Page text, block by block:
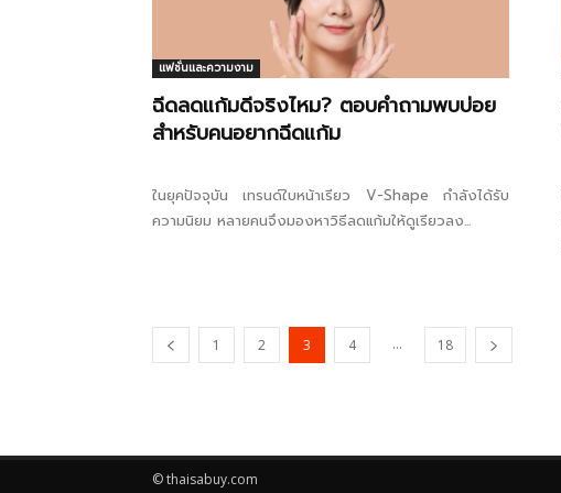
แฟชั่นและความงาม
ฉีดลดแก้มดีจริงไหม? ตอบคำถามพบบ่อย
สำหรับคนอยากฉีดแก้ม
ในยุคปัจจุบัน เทรนด์ใบหน้าเรียว V-Shape กำลังได้รับ
ความนิยม หลายคนจึงมองหาวิธีลดแก้มให้ดูเรียวลง...
1 2 3 4 ... 18
© thaisabuy.com